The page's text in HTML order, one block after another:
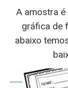
A amostra é
gráfica de
abaixo